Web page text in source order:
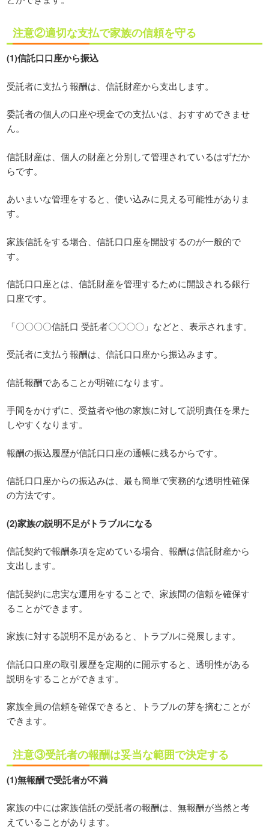
注意②適切な支払で家族の信頼を守る
(1)信託口口座から振込
受託者に支払う報酬は、信託財産から支出します。
委託者の個人の口座や現金での支払いは、おすすめできませ
ん。
信託財産は、個人の財産と分別して管理されているはずだか
らです。
あいまいな管理をすると、使い込みに見える可能性がありま
す。
家族信託をする場合、信託口口座を開設するのが一般的で
す。
信託口口座とは、信託財産を管理するために開設される銀行
口座です。
「〇〇〇〇信託口 受託者〇〇〇〇」などと、表示されます。
受託者に支払う報酬は、信託口口座から振込みます。
信託報酬であることが明確になります。
手間をかけずに、受益者や他の家族に対して説明責任を果た
しやすくなります。
報酬の振込履歴が信託口口座の通帳に残るからです。
信託口口座からの振込みは、最も簡単で実務的な透明性確保
の方法です。
(2)家族の説明不足がトラブルになる
信託契約で報酬条項を定めている場合、報酬は信託財産から
支出します。
信託契約に忠実な運用をすることで、家族間の信頼を確保す
ることができます。
家族に対する説明不足があると、トラブルに発展します。
信託口口座の取引履歴を定期的に開示すると、透明性がある
説明をすることができます。
家族全員の信頼を確保できると、トラブルの芽を摘むことが
できます。
注意③受託者の報酬は妥当な範囲で決定する
(1)無報酬で受託者が不満
家族の中には家族信託の受託者の報酬は、無報酬が当然と考
えていることがあります。